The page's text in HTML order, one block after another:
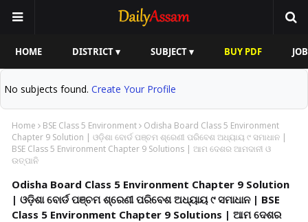
HOME DISTRICT ▾ SUBJECT ▾ BUY PDF
No subjects found. Create Your Profile
Home BSE Class 5 Environment
Odisha Board Class 5 Environment
Chapter 9 Solution | ଓଡ଼ିଶା ବୋର୍ଡ ପଞ୍ଚମ ଶ୍ରେଣୀ ପରିବେଶ ଅଧ୍ୟାୟ ୯ ସମାଧାନ |
BSE Class 5 Environment Chapter 9 Solutions | ଆମ ଦେଶର ଆମଦାନୀ ଓ
ଉତ୍ପାନି
Odisha Board Class 5 Environment Chapter 9 Solution
| ଓଡ଼ିଶା ବୋର୍ଡ ପଞ୍ଚମ ଶ୍ରେଣୀ ପରିବେଶ ଅଧ୍ୟାୟ ୯ ସମାଧାନ | BSE
Class 5 Environment Chapter 9 Solutions | ଆମ ଦେଶର